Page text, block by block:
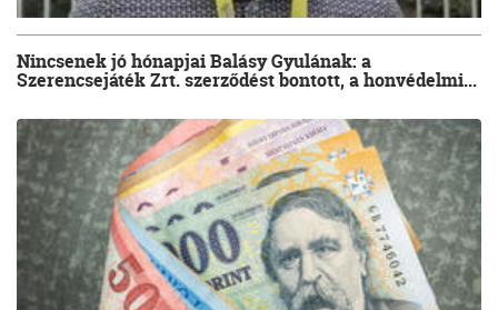
Nincsenek jó hónapjai Balásy Gyulának: a
Szerencsejáték Zrt. szerződést bontott, a honvédelmi...